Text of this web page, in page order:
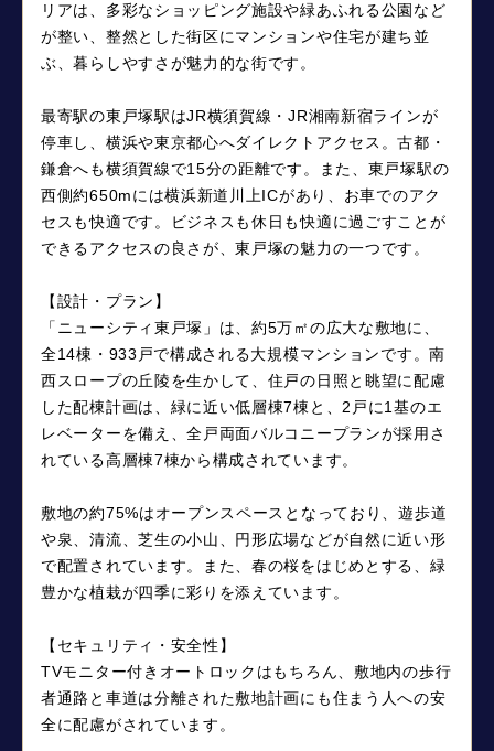
リアは、多彩なショッピング施設や緑あふれる公園など
が整い、整然とした街区にマンションや住宅が建ち並
ぶ、暮らしやすさが魅力的な街です。
最寄駅の東戸塚駅はJR横須賀線・JR湘南新宿ラインが
停車し、横浜や東京都心へダイレクトアクセス。古都・
鎌倉へも横須賀線で15分の距離です。また、東戸塚駅の
西側約650mには横浜新道川上ICがあり、お車でのアク
セスも快適です。ビジネスも休日も快適に過ごすことが
できるアクセスの良さが、東戸塚の魅力の一つです。
【設計・プラン】
「ニューシティ東戸塚」は、約5万㎡の広大な敷地に、
全14棟・933戸で構成される大規模マンションです。南
西スロープの丘陵を生かして、住戸の日照と眺望に配慮
した配棟計画は、緑に近い低層棟7棟と、2戸に1基のエ
レベーターを備え、全戸両面バルコニープランが採用さ
れている高層棟7棟から構成されています。
敷地の約75%はオープンスペースとなっており、遊歩道
や泉、清流、芝生の小山、円形広場などが自然に近い形
で配置されています。また、春の桜をはじめとする、緑
豊かな植栽が四季に彩りを添えています。
【セキュリティ・安全性】
TVモニター付きオートロックはもちろん、敷地内の歩行
者通路と車道は分離された敷地計画にも住まう人への安
全に配慮がされています。